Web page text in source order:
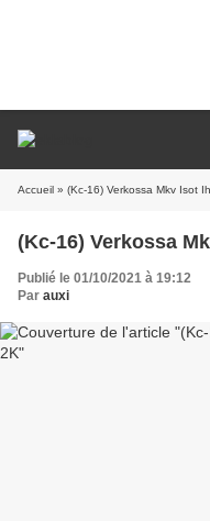
Accueil » (Kc-16) Verkossa Mkv Isot
(Kc-16) Verkossa
Publié le 01/10/2021 à 19:12
Par auxi